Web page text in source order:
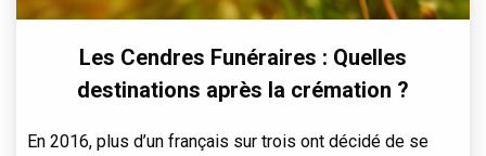
Les Cendres Funéraires : Quelles
destinations après la crémation ?
En 2016, plus d’un français sur trois ont décidé de se